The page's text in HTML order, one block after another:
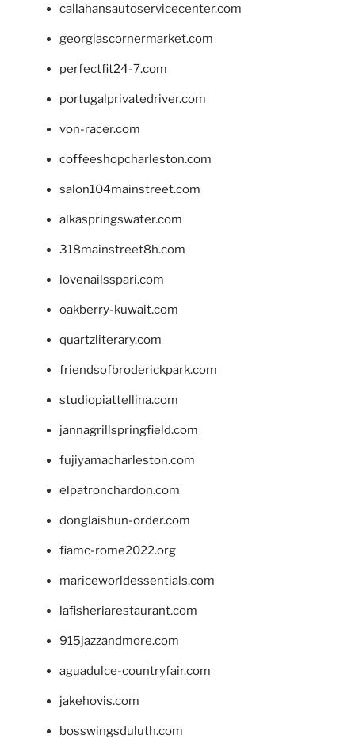
callahansautoservicecenter.com
georgiascornermarket.com
perfectfit24-7.com
portugalprivatedriver.com
von-racer.com
coffeeshopcharleston.com
salon104mainstreet.com
alkaspringswater.com
318mainstreet8h.com
lovenailsspari.com
oakberry-kuwait.com
quartzliterary.com
friendsofbroderickpark.com
studiopiattellina.com
jannagrillspringfield.com
fujiyamacharleston.com
elpatronchardon.com
donglaishun-order.com
fiamc-rome2022.org
mariceworldessentials.com
lafisheriarestaurant.com
915jazzandmore.com
aguadulce-countryfair.com
jakehovis.com
bosswingsduluth.com